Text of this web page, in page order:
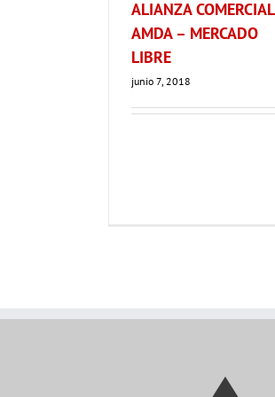
ALIANZA COMERCIAL
AMDA – MERCADO
LIBRE
junio 7, 2018